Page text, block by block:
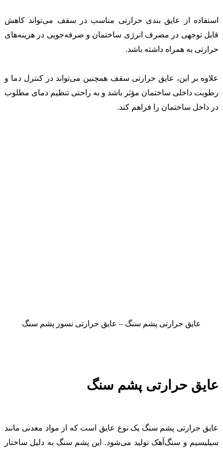
استفاده از عایق بندی حرارتی مناسب در سقف می‌تواند کاهش
قابل توجهی در مصرف انرژی ساختمان و صرفه‌جویی در هزینه‌های
حرارتی به همراه داشته باشد.
علاوه بر این، عایق حرارتی سقف همچنین می‌تواند در کنترل دما و
رطوبت داخلی ساختمان مؤثر باشد و به راحتی تنظیم دمای مطلوب
در داخل ساختمان را فراهم کند.
عایق حرارتی پشم سنگ – عایق حرارتی نسوز پشم سنگ
عایق حرارتی پشم سنگ
عایق حرارتی پشم سنگ یک نوع عایق است که از مواد معدنی مانند
سیلیسیم و سنگ‌آهک تولید می‌شود. این پشم سنگ به دلیل ساختار